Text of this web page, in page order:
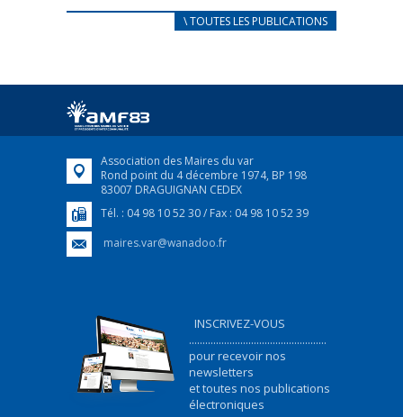
CARNET D’ACCUEIL
Afin d’accompagner au mieux les réfugiés
FEUILLETER
\ TOUTES LES PUBLICATIONS
Association des Maires du var
Rond point du 4 décembre 1974, BP 198
83007 DRAGUIGNAN CEDEX
Tél. : 04 98 10 52 30 / Fax : 04 98 10 52 39
maires.var@wanadoo.fr
INSCRIVEZ-VOUS
...................................................
pour recevoir nos
newsletters
et toutes nos publications
électroniques